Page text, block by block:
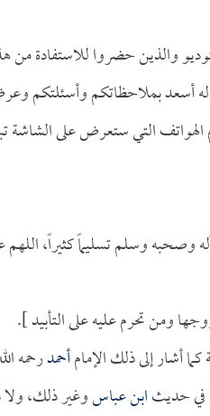
والذين حضروا للاستفادة من
أسعد بملاحظاتكم وأسئلتكم
التي ستعرض على الشاشة
وسلم تسليماً كثيراً، اللهم
ومن تحرم عليه على التأبيد ].
أشار إلى ذلك الإمامأحمدرحمه
في حديثابن عباسوغير ذلك،